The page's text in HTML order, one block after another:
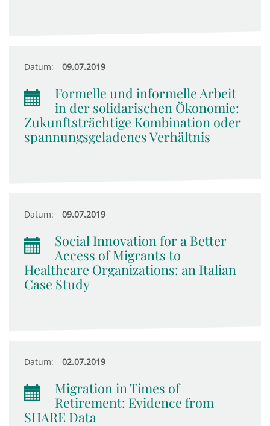
Datum: 09.07.2019
Formelle und informelle Arbeit
in der solidarischen Ökonomie:
Zukunftsträchtige Kombination oder
spannungsgeladenes Verhältnis
Datum: 09.07.2019
Social Innovation for a Better
Access of Migrants to
Healthcare Organizations: an Italian
Case Study
Datum: 02.07.2019
Migration in Times of
Retirement: Evidence from
SHARE Data